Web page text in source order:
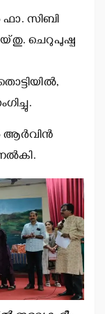
സിബി
ചെറുപുഷ്പ
ആര്‍വിന്‍